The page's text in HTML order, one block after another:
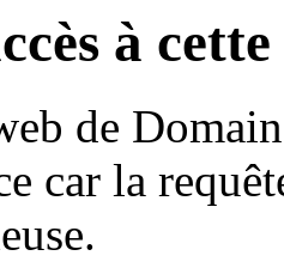
à
de
car la